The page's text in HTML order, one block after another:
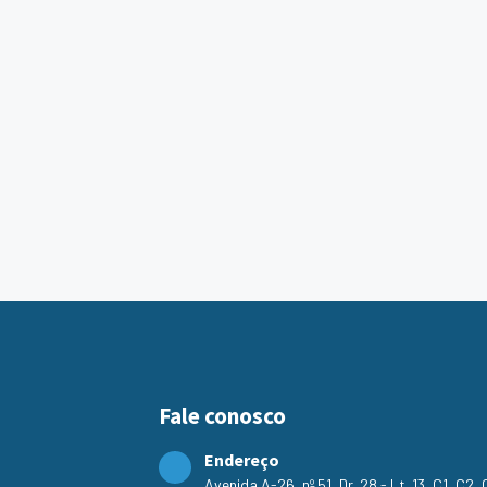
Fale conosco
Endereço